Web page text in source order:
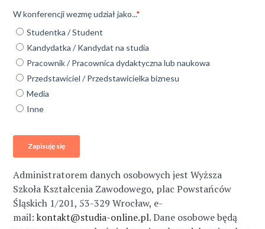
Administratorem danych osobowych jest Wyższa
Szkoła Kształcenia Zawodowego, plac Powstańców
Śląskich 1/201, 53-329 Wrocław, e-
mail:kontakt@studia-online.pl. Dane osobowe będą